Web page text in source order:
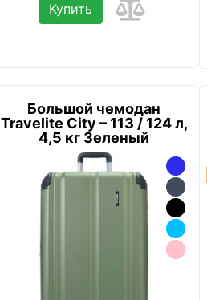
Купить
Большой чемодан
Travelite City – 113 / 124 л,
4,5 кг Зеленый